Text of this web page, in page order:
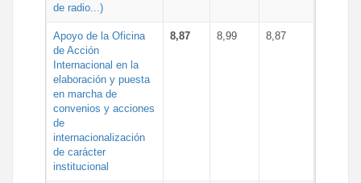
de radio...)
Apoyo de la Oficina
de Acción
Internacional en la
elaboración y puesta
en marcha de
convenios y acciones
de
internacionalización
de carácter
institucional
8,87 8,99 8,87